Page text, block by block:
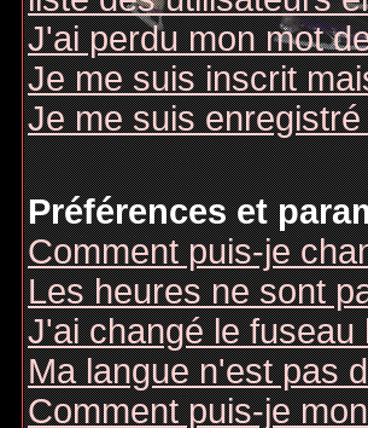
J'ai perdu mon mot
Je me suis inscrit
Je me suis
Préférences et
Comment puis-je
Les heures ne sont
J'ai changé le
Ma langue n'est pas
Comment puis-je